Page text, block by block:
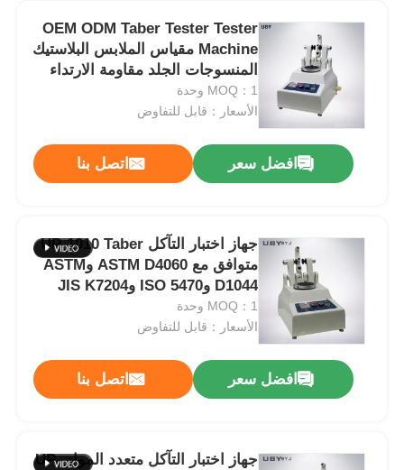
OEM ODM Taber Tester Tester
Machine مقياس الملابس البلاستيك
المنسوجات الجلد مقاومة الارتداء
MOQ：1 وحدة
الأسعار：قابل للتفاوض
افضل سعر اتصل بنا
جهاز اختبار التآكل UP-1010 Taber
متوافق مع ASTM D4060 وASTM
D1044 وISO 5470 وJIS K7204
MOQ：1 وحدة
الأسعار：قابل للتفاوض
افضل سعر اتصل بنا
جهاز اختبار التآكل متعدد المواد UP-